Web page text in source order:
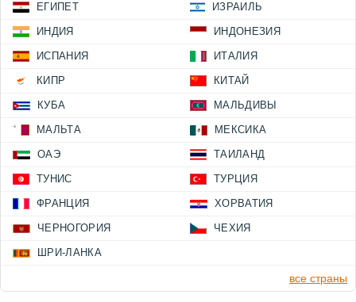
ЕГИПЕТ ИЗРАИЛЬ
ИНДИЯ ИНДОНЕЗИЯ
ИСПАНИЯ ИТАЛИЯ
КИПР КИТАЙ
КУБА МАЛЬДИВЫ
МАЛЬТА МЕКСИКА
ОАЭ ТАИЛАНД
ТУНИС ТУРЦИЯ
ФРАНЦИЯ ХОРВАТИЯ
ЧЕРНОГОРИЯ ЧЕХИЯ
ШРИ-ЛАНКА
все страны